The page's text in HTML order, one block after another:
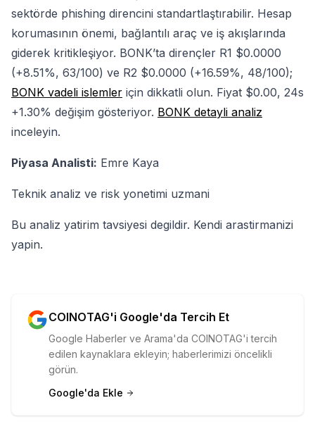
sektörde phishing direncini standartlaştırabilir. Hesap
korumasının önemi, bağlantılı araç ve iş akışlarında
giderek kritikleşiyor. BONK’ta dirençler R1 $0.0000
(+8.51%, 63/100) ve R2 $0.0000 (+16.59%, 48/100);
BONK vadeli islemler için dikkatli olun. Fiyat $0.00, 24s
+1.30% değişim gösteriyor. BONK detayli analiz
inceleyin.
Piyasa Analisti: Emre Kaya
Teknik analiz ve risk yonetimi uzmani
Bu analiz yatirim tavsiyesi degildir. Kendi arastirmanizi
yapin.
COINOTAG'i Google'da Tercih Et
Google Haberler ve Arama'da COINOTAG'i tercih
edilen kaynaklara ekleyin; haberlerimizi öncelikli
görün.
Google'da Ekle